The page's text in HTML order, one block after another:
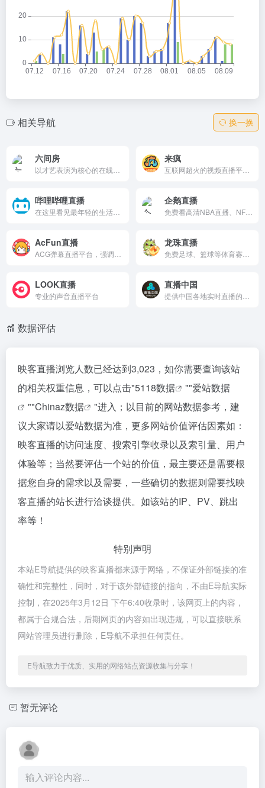
相关导航 换一换
六间房 来疯
哔哩哔哩直播 企鹅直播
AcFun直播 龙珠直播
LOOK直播
专业的声音直播平台
直播中国
数据评估
映客直播浏览人数已经达到3,023，如你需要查询该站
的相关权重信息，可以点击"5118数据 ""爱站数据
""Chinaz数据
"进入；以目前的网站数据参考，建
议大家请以爱站数据为准，更多网站价值评估因素如：
映客直播的访问速度、搜索引擎收录以及索引量、用户
体验等；当然要评估一个站的价值，最主要还是需要根
据您自身的需求以及需要，一些确切的数据则需要找映
客直播的站长进行洽谈提供。如该站的IP、PV、跳出
率等！
特别声明
本站E导航提供的映客直播都来源于网络，不保证外部链接的准
确性和完整性，同时，对于该外部链接的指向，不由E导航实际
控制，在2025年3月12日 下午6:40收录时，该网页上的内容，
都属于合规合法，后期网页的内容如出现违规，可以直接联系
网站管理员进行删除，E导航不承担任何责任。
E导航致力于优质、实用的网络站点资源收集与分享！
暂无评论